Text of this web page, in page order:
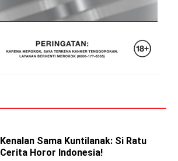
Kenalan Sama Kuntilanak: Si Ratu
Cerita Horor Indonesia!